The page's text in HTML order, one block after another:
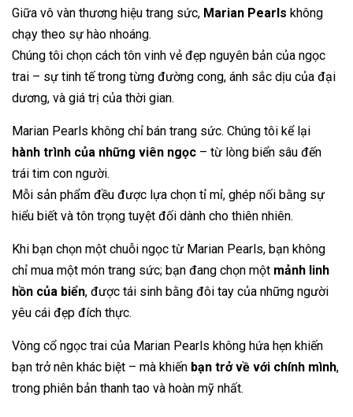
Giữa vô vàn thương hiệu trang sức, Marian Pearls không
chạy theo sự hào nhoáng.
Chúng tôi chọn cách tôn vinh vẻ đẹp nguyên bản của ngọc
trai – sự tinh tế trong từng đường cong, ánh sắc dịu của đại
dương, và giá trị của thời gian.
Marian Pearls không chỉ bán trang sức. Chúng tôi kể lại
hành trình của những viên ngọc – từ lòng biển sâu đến
trái tim con người.
Mỗi sản phẩm đều được lựa chọn tỉ mỉ, ghép nối bằng sự
hiểu biết và tôn trọng tuyệt đối dành cho thiên nhiên.
Khi bạn chọn một chuỗi ngọc từ Marian Pearls, bạn không
chỉ mua một món trang sức; bạn đang chọn một mảnh linh
hồn của biển, được tái sinh bằng đôi tay của những người
yêu cái đẹp đích thực.
Vòng cổ ngọc trai của Marian Pearls không hứa hẹn khiến
bạn trở nên khác biệt – mà khiến bạn trở về với chính mình,
trong phiên bản thanh tao và hoàn mỹ nhất.